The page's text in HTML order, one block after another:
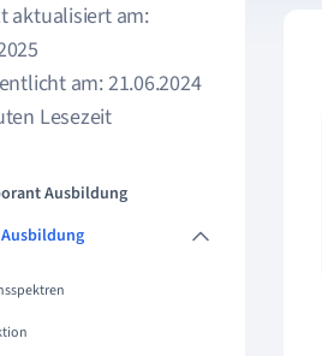
aktualisiert am:
am: 21.06.2024
Lesezeit
Ausbildung